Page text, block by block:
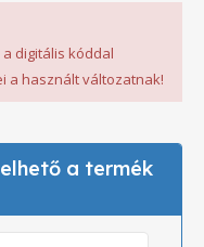
digitális kóddal
a használt változatnak!
a termék